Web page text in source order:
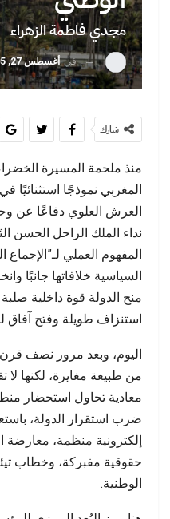
مجدي فاطمة الزهراء
في أغسطس 27, 2025
شارك
المغربي نموذجًا استثنائيًا
العرش العلوي دفاعًا عن
نداء الملك الراحل الحسن
المفهوم العملي
السياسية خلافاتها جانبًا
منح الدولة قوة داخلية
استنزاف طويلة وفتح آفاق
اليوم، وبعد مرور نصف قرن
من طبيعة مغايرة، لكنها
معادية تحاول استحضار
ضرب استقرار الدولة،
إلكترونية منظمة، معارضة
حقوقية مفبركة، وخطاب
الوطنية.